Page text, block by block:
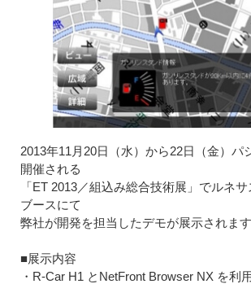
2013年11月20日（水）から22日（金）パ
開催される
「ET 2013／組込み総合技術展」でルネ
ブースにて
弊社が開発を担当したデモが展示されます
■展示内容
・R-Car H1 とNetFront Browser NX を利